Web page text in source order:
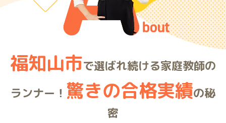
福知山市で選ばれ続ける家庭教師の
ランナー！ 驚きの合格実績の秘
密